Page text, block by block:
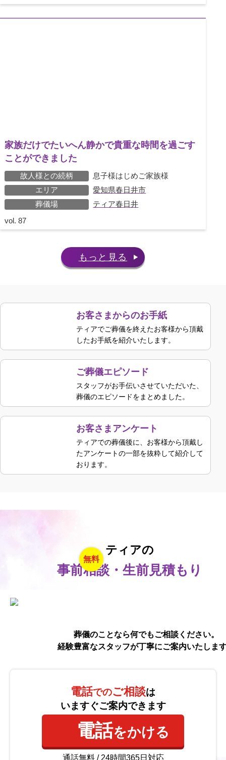
vol. 87
家族だけでたいへん静かで貴重な時間を過ごす
ことができました
故人様との続柄
息子様はじめご家族様
エリア
愛知県春日井市
葬儀場
ティア春日井
もっと見る
お客さまからのお手紙
ティアでご葬儀を終えたお客様から頂戴
したお手紙を紹介いたします。
ご葬儀エピソード
スタッフがお手伝いさせていただいた、
葬儀のエピソードをまとめました。
お客さまアンケート
ティアでの葬儀後に、お客様から頂戴し
たアンケートの一部を抜粋して紹介して
おります。
無料
ティアの
事前相談・生前見積もり
葬儀のことなら何でもご相談ください。
経験豊富なスタッフが丁寧にご案内いたしま
電話でのご相談は
いますぐご案内できます
電話をかける
通話無料 / 24時間365日対応